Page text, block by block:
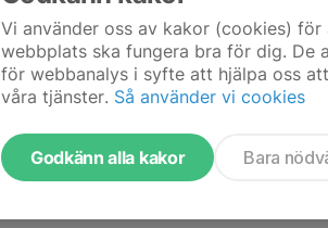
2 jun 2025
Vi använder oss av kakor (cookies)
webbplats ska fungera bra för dig. De
för webbanalys i syfte att hjälpa oss
våra tjänster. Så använder vi cookies
Godkänn alla kakor Bara